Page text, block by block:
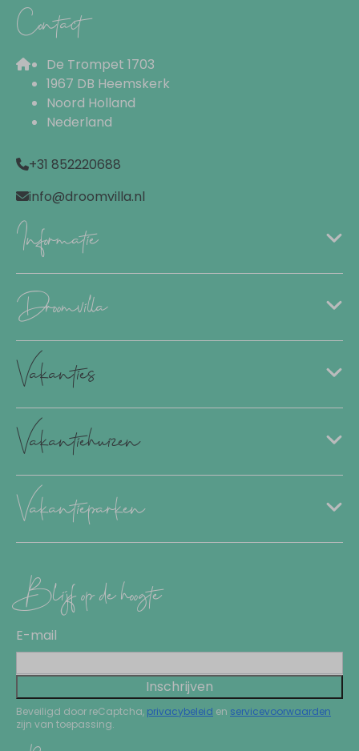
Contact
De Trompet 1703
1967 DB Heemskerk
Noord Holland
Nederland
+31 852220688
info@droomvilla.nl
Informatie
Droomvilla
Vakanties
Vakantiehuizen
Vakantieparken
Blijf op de hoogte
E-mail
Inschrijven
Beveiligd door reCaptcha, privacybeleid en servicevoorwaarden
zijn van toepassing.